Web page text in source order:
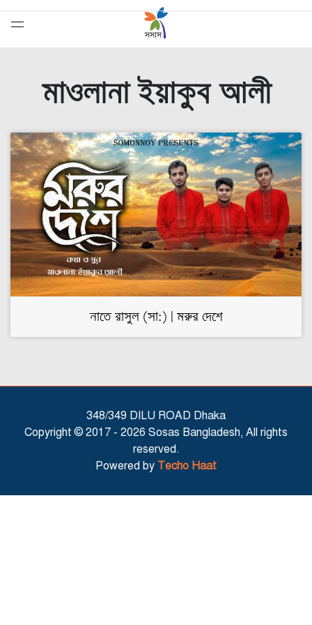
সেরাদের সেরা
মাওলানা ইয়াকুব আলী
নাতে রাসুল (সা:) | মরুর দেশে
348/349 DILU ROAD Dhaka
Copyright © 2017 - 2026 Sosas Bangladesh, All rights
reserved.
Powered by Techo Haat